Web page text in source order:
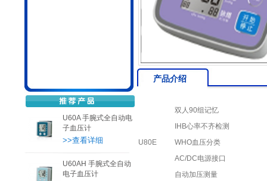
U60A 手腕式全自动电
子血压计
>>查看详细
U60AH 手腕式全自动
电子血压计
产品介绍
U80E
双人90组记忆
IHB心率不齐检测
WHO血压分类
AC/DC电源接口
自动加压测量